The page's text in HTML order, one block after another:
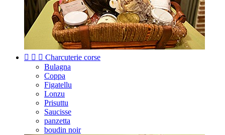
   Charcuterie corse
Bulagna
Coppa
Figatellu
Lonzu
Prisuttu
Saucisse
panzetta
boudin noir